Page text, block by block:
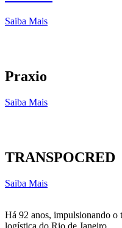
Saiba Mais
Praxio
Saiba Mais
TRANSPOCRED
Saiba Mais
Há 92 anos, impulsionando o